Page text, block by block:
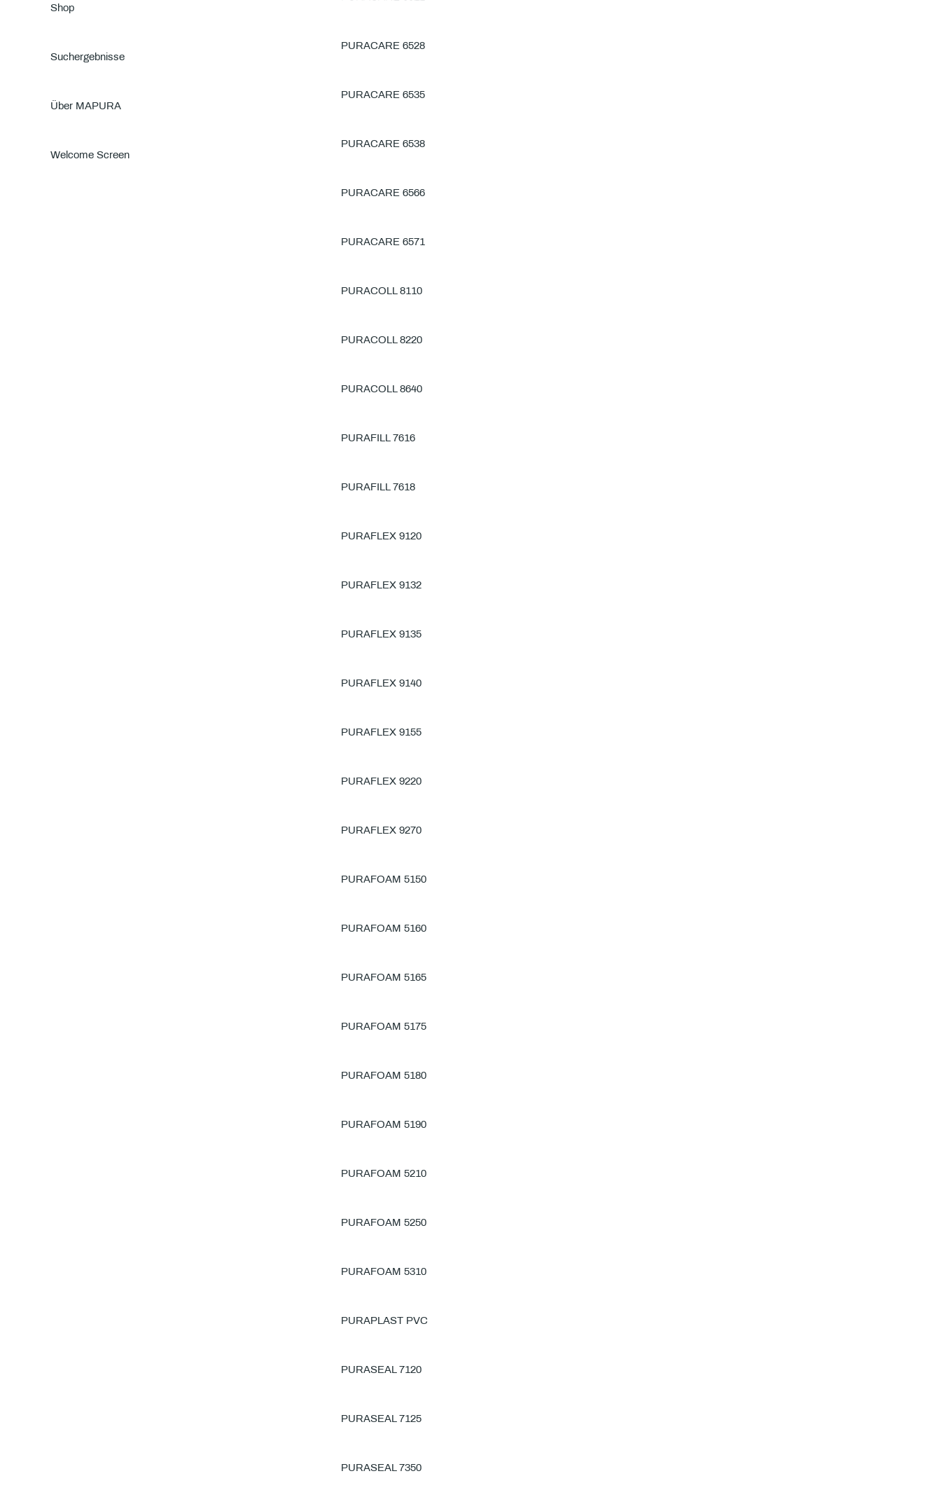
Shop
Suchergebnisse
Über MAPURA
Welcome Screen
PURACARE 6528
PURACARE 6535
PURACARE 6538
PURACARE 6566
PURACARE 6571
PURACOLL 8110
PURACOLL 8220
PURACOLL 8640
PURAFILL 7616
PURAFILL 7618
PURAFLEX 9120
PURAFLEX 9132
PURAFLEX 9135
PURAFLEX 9140
PURAFLEX 9155
PURAFLEX 9220
PURAFLEX 9270
PURAFOAM 5150
PURAFOAM 5160
PURAFOAM 5165
PURAFOAM 5175
PURAFOAM 5180
PURAFOAM 5190
PURAFOAM 5210
PURAFOAM 5250
PURAFOAM 5310
PURAPLAST PVC
PURASEAL 7120
PURASEAL 7125
PURASEAL 7350